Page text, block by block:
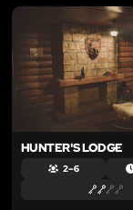
HUNTER'S LODGE
2 – 6